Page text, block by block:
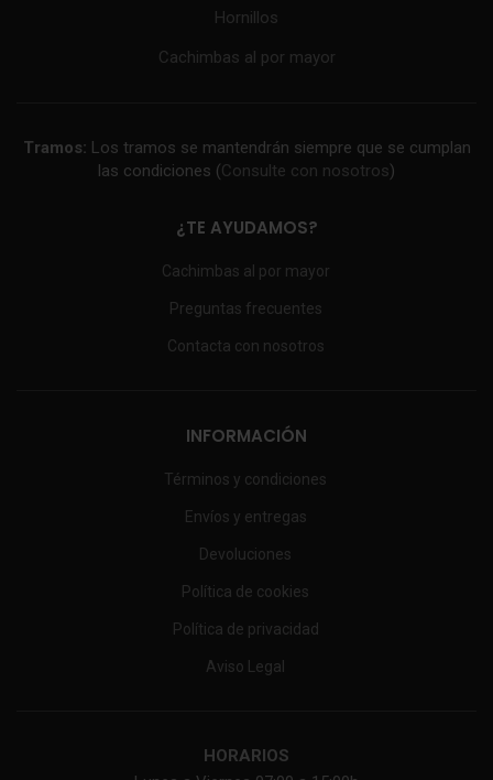
Hornillos
Cachimbas al por mayor
Tramos: Los tramos se mantendrán siempre que se cumplan
las condiciones (Consulte con nosotros)
¿TE AYUDAMOS?
Cachimbas al por mayor
Preguntas frecuentes
Contacta con nosotros
INFORMACIÓN
Términos y condiciones
Envíos y entregas
Devoluciones
Política de cookies
Política de privacidad
Aviso Legal
HORARIOS